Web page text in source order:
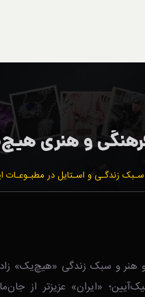
سـبک زندگـی و اسـتایل در مطبـوعـات
هنر و سبک زندگی‌ «هیچ‌یک»
«ایران» عزیزتر از